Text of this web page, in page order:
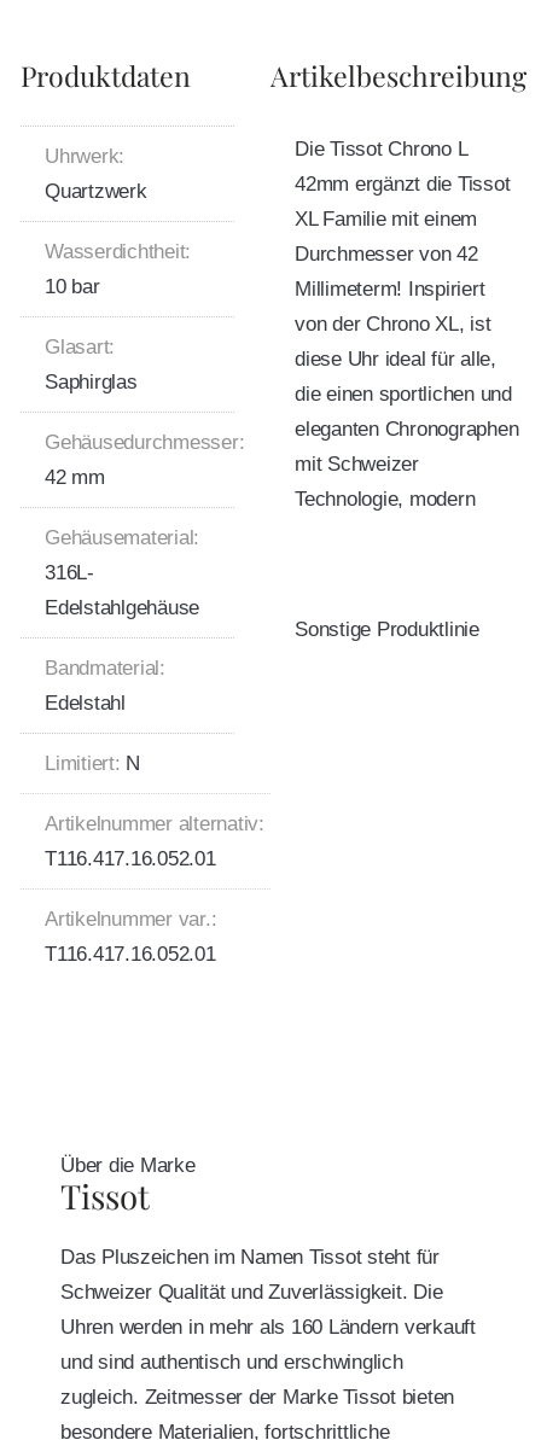
Produktdaten
Uhrwerk:
Quartzwerk
Wasserdichtheit:
10 bar
Glasart:
Saphirglas
Gehäusedurchmesser:
42 mm
Gehäusematerial:
316L-
Edelstahlgehäuse
Bandmaterial:
Edelstahl
Limitiert: N
Artikelnummer alternativ:
T116.417.16.052.01
Artikelnummer var.:
T116.417.16.052.01
Artikelbeschreibung
Die Tissot Chrono L
42mm ergänzt die Tissot
XL Familie mit einem
Durchmesser von 42
Millimeterm! Inspiriert
von der Chrono XL, ist
diese Uhr ideal für alle,
die einen sportlichen und
eleganten Chronographen
mit Schweizer
Technologie, modern
Sonstige Produktlinie
Über die Marke
Tissot
Das Pluszeichen im Namen Tissot steht für
Schweizer Qualität und Zuverlässigkeit. Die
Uhren werden in mehr als 160 Ländern verkauft
und sind authentisch und erschwinglich
zugleich. Zeitmesser der Marke Tissot bieten
besondere Materialien, fortschrittliche